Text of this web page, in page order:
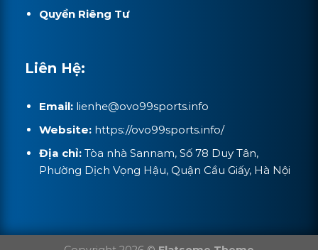
Quyền Riêng Tư
Liên Hệ:
Email: lienhe@ovo99sports.info
Website: https://ovo99sports.info/
Địa chỉ: Tòa nhà Sannam, Số 78 Duy Tân,
Phường Dịch Vọng Hậu, Quận Cầu Giấy, Hà Nội